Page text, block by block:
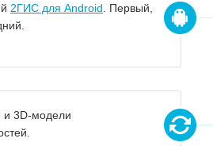
2ГИС для Android . Первый,
и 3D-модели